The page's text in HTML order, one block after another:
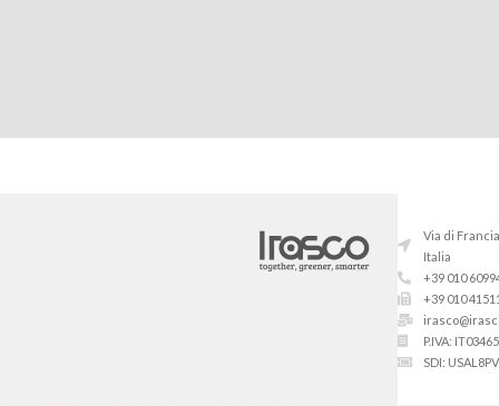
Via di
Italia
+39 010
+39 010
P.IVA:
SDI: USAL8PV